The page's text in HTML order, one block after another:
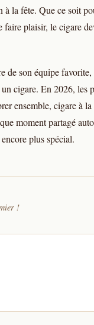
à la fête. Que ce soit
faire plaisir, le cigare
de son équipe favorite,
cigare. En 2026, les
ensemble, cigare à
moment partagé
plus spécial.
!